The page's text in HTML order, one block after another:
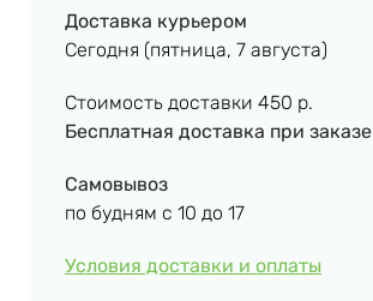
Доставка курьером
Сегодня (пятница, 7 августа)
Стоимость доставки 450 р.
Бесплатная доставка при заказе
Самовывоз
по будням с 10 до 17
Условия доставки и оплаты